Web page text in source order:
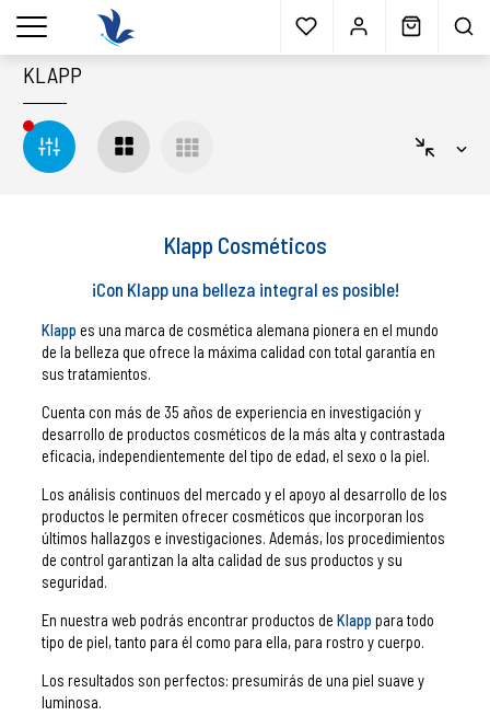
Envío gratisa partir 40€* Muestras gratis Blog
menu
KLAPP
Klapp Cosméticos
¡Con Klapp una belleza integral es posible!
Klappes una marca de cosmética alemana pionera en el mundo
de la belleza que ofrece la máxima calidad con total garantía en
sus tratamientos.
Cuenta con más de 35 años de experiencia en investigación y
desarrollo de productos cosméticos de la más alta y contrastada
eficacia, independientemente del tipo de edad, el sexo o la piel.
Los análisis continuos del mercado y el apoyo al desarrollo de los
productos le permiten ofrecer cosméticos que incorporan los
últimos hallazgos e investigaciones. Además, los procedimientos
de control garantizan la alta calidad de sus productos y su
seguridad.
En nuestra web podrás encontrar productos deKlapp para todo
tipo de piel, tanto para él como para ella, para rostro y cuerpo.
Los resultados son perfectos: presumirás de una piel suave y
luminosa.